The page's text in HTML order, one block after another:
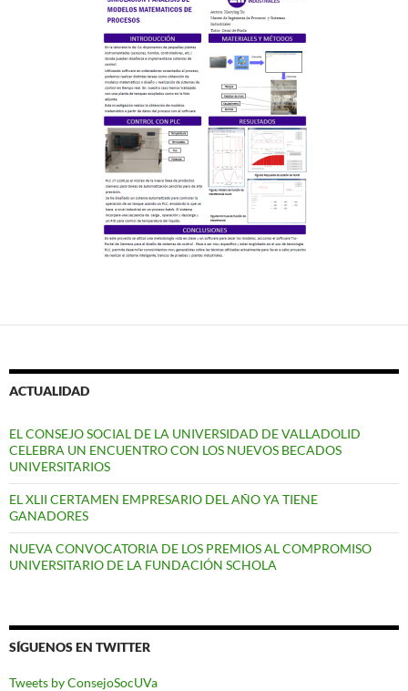
ACTUALIDAD
EL CONSEJO SOCIAL DE LA UNIVERSIDAD DE VALLADOLID
CELEBRA UN ENCUENTRO CON LOS NUEVOS BECADOS
UNIVERSITARIOS
EL XLII CERTAMEN EMPRESARIO DEL AÑO YA TIENE
GANADORES
NUEVA CONVOCATORIA DE LOS PREMIOS AL COMPROMISO
UNIVERSITARIO DE LA FUNDACIÓN SCHOLA
SÍGUENOS EN TWITTER
Tweets by ConsejoSocUVa